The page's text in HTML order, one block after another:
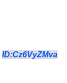
ID:Cz6VyZMva